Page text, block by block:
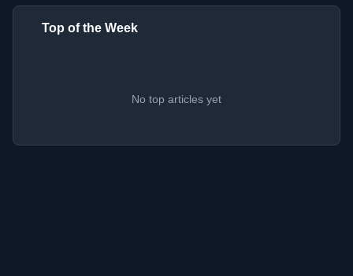
Top of the Week
No top articles yet